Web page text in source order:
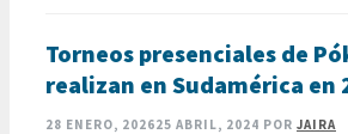
Torneos presenciales de
realizan en Sudamérica en
28 ENERO, 202625 ABRIL, 2024 POR JAIRA